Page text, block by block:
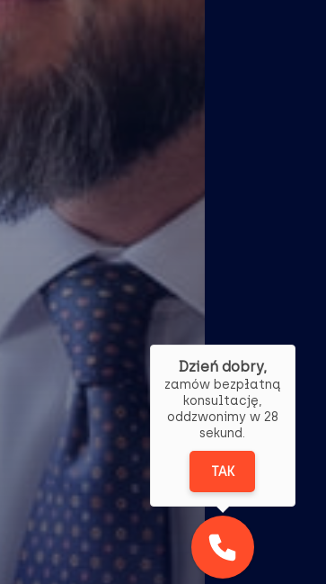
Dzień dobry,
zamów bezpłatną
konsultację,
oddzwonimy w 28
sekund.
TAK